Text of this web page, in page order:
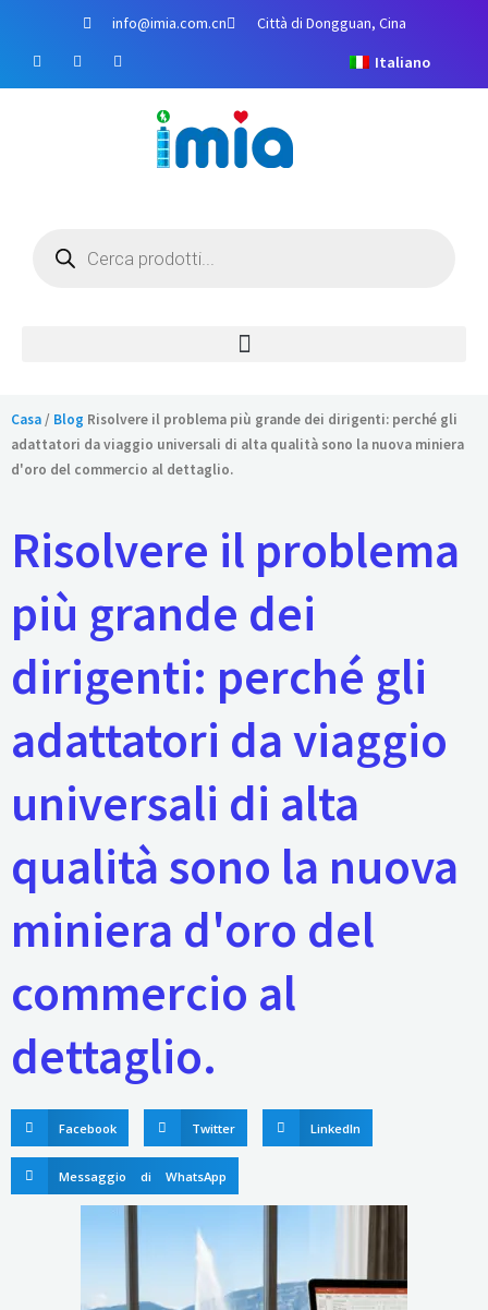
contenuto
info@imia.com.cn Città di Dongguan, Cina
F
a
c
Y
o
u
I
n
s
Italiano
Casa/ Blog Risolvere il problema più grande dei dirigenti: perché gli
adattatori da viaggio universali di alta qualità sono la nuova miniera
d'oro del commercio al dettaglio.
Risolvere il problema
più grande dei
dirigenti: perché gli
adattatori da viaggio
universali di alta
qualità sono la nuova
miniera d'oro del
commercio al
dettaglio.
Facebook Twitter LinkedIn
Messaggio di WhatsApp